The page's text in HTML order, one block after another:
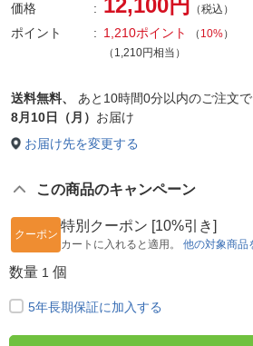
価格 （税込）
ポイント 1,210ポイント （ 10%）
（1,210円相当）
送料無料、 あと 10時間0分以内のご注文で
8月10日（月） お届け
お届け先を変更する
この商品のキャンペーン
クーポン
特別クーポン [10%引き]
カートに入れると適用。 他の対象商品
数量 1 個
5年長期保証に加入する